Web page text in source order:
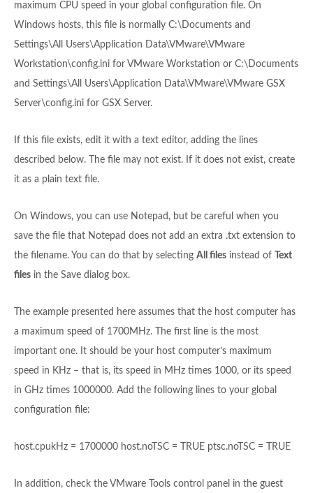
maximum CPU speed in your global configuration file. On
Windows hosts, this file is normally C:\Documents and
Settings\All Users\Application Data\VMware\VMware
Workstation\config.ini for VMware Workstation or C:\Documents
and Settings\All Users\Application Data\VMware\VMware GSX
Server\config.ini for GSX Server.
If this file exists, edit it with a text editor, adding the lines
described below. The file may not exist. If it does not exist, create
it as a plain text file.
On Windows, you can use Notepad, but be careful when you
save the file that Notepad does not add an extra .txt extension to
the filename. You can do that by selecting All files instead of
Text
files in the Save dialog box.
The example presented here assumes that the host computer has
a maximum speed of 1700MHz. The first line is the most
important one. It should be your host computer’s maximum
speed in KHz – that is, its speed in MHz times 1000, or its speed
in GHz times 1000000. Add the following lines to your global
configuration file:
host.cpukHz = 1700000 host.noTSC = TRUE ptsc.noTSC = TRUE
In addition, check the VMware Tools control panel in the guest